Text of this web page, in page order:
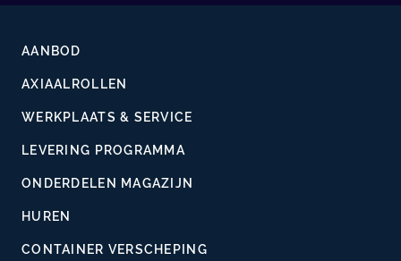
AANBOD
AXIAALROLLEN
WERKPLAATS & SERVICE
LEVERING PROGRAMMA
ONDERDELEN MAGAZIJN
HUREN
CONTAINER VERSCHEPING